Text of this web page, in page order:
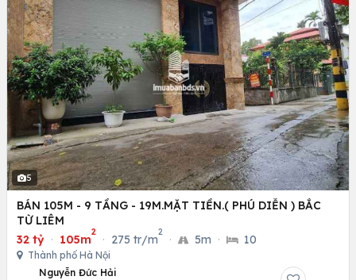
5
BÁN 105M - 9 TẦNG - 19M.MẶT TIỀN.( PHÚ DIỄN ) BẮC
TỪ LIÊM
32 tỷ · 105m
2
· 275 tr/m
2
· 5m · 10
Thành phố Hà Nội
Nguyễn Đức Hải